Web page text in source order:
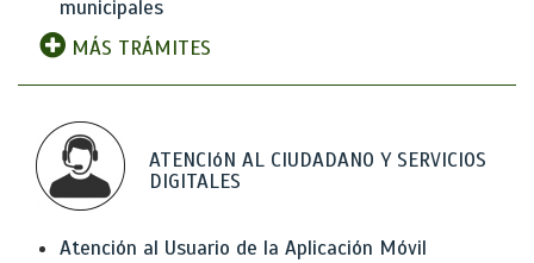
municipales
MÁS TRÁMITES
ATENCIóN AL CIUDADANO Y SERVICIOS
DIGITALES
Atención al Usuario de la Aplicación Móvil